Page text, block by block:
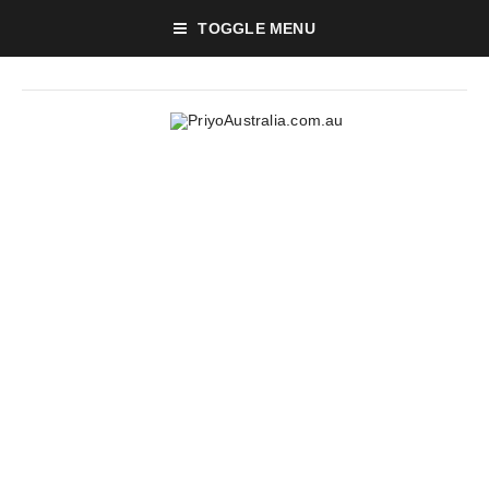
TOGGLE MENU